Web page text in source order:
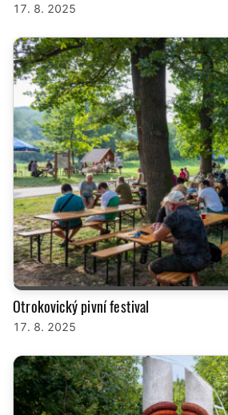
17. 8. 2025
Otrokovický pivní festival
17. 8. 2025